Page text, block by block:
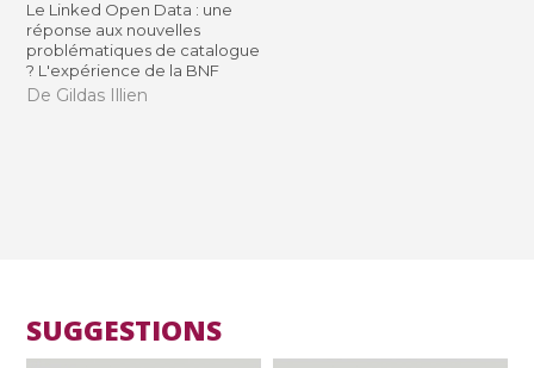
Le Linked Open Data : une
réponse aux nouvelles
problématiques de catalogue
? L'expérience de la BNF
De Gildas Illien
SUGGESTIONS